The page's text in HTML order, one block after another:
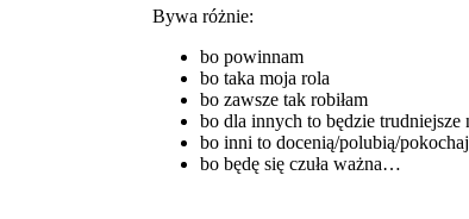
Bywa różnie:
bo powinnam
bo taka moja rola
bo zawsze tak robiłam
bo dla innych to będzie
bo inni to docenią/polubią/
bo będę się czuła ważna…